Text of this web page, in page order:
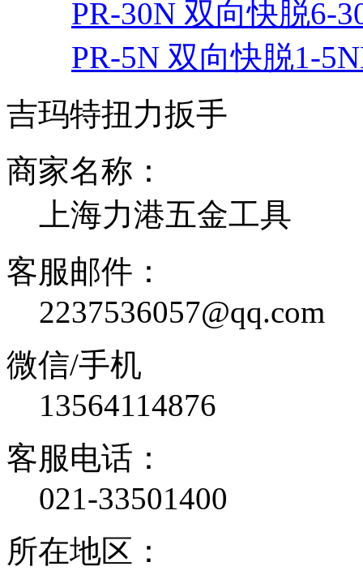
PR-30N 双向快脱6-
PR-5N 双向快脱1-
吉玛特扭力扳手
商家名称：
上海力港五金工具
客服邮件：
2237536057@qq.com
微信/手机
13564114876
客服电话：
021-33501400
所在地区：